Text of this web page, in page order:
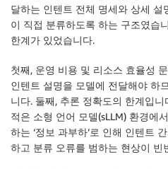
달하는 인텐트 전체 명세와 상세 설
이 직접 분류하도록 하는 구조였습
한계가 있었습니다.
첫째, 운영 비용 및 리소스 효율성
인텐트 설명을 모델에 전달해야 하
니다. 둘째, 추론 정확도의 한계입
적은 소형 언어 모델(sLLM) 환경에
하는 ‘정보 과부하’로 인해 인텐트
하고 분류 오류를 범하는 현상이 빈